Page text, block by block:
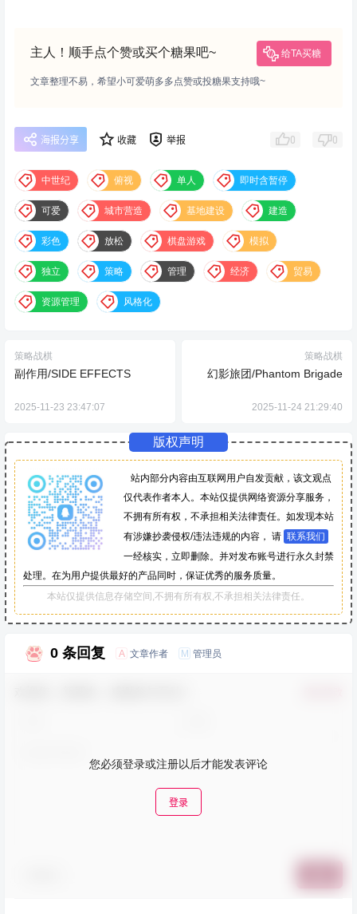
主人！顺手点个赞或买个糖果吧~ 给TA买糖
文章整理不易，希望小可爱萌多多点赞或投糖果支持哦~
海报分享 收藏 举报 0 0
中世纪 俯视 单人 即时含暂停
可爱 城市营造 基地建设 建造
彩色 放松 棋盘游戏 模拟
独立 策略 管理 经济 贸易
资源管理 风格化
策略战棋
副作用/SIDE EFFECTS
2025-11-23 23:47:07
策略战棋
幻影旅团/Phantom Brigade
2025-11-24 21:29:40
版权声明
站内部分内容由互联网用户自发贡献，该文观点
仅代表作者本人。本站仅提供网络资源分享服务，
不拥有所有权，不承担相关法律责任。如发现本站
有涉嫌抄袭侵权/违法违规的内容， 请 联系我们
一经核实，立即删除。并对发布账号进行永久封禁
处理。在为用户提供最好的产品同时，保证优秀的服务质量。
本站仅提供信息存储空间,不拥有所有权,不承担相关法律责任。
0 条回复 A 文章作者 M 管理员
您必须登录或注册以后才能发表评论
登录